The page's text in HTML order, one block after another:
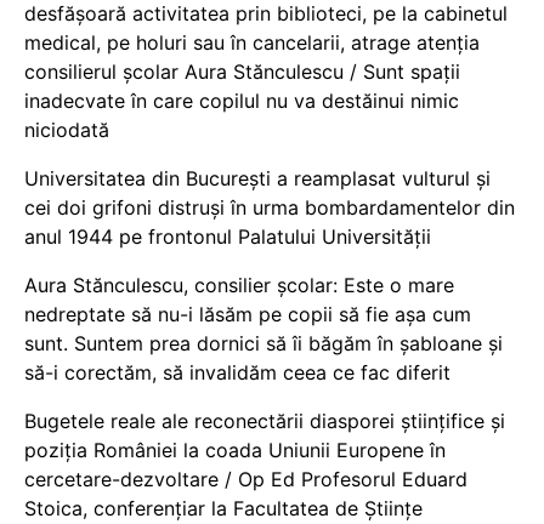
desfășoară activitatea prin biblioteci, pe la cabinetul
medical, pe holuri sau în cancelarii, atrage atenția
consilierul școlar Aura Stănculescu / Sunt spații
inadecvate în care copilul nu va destăinui nimic
niciodată
Universitatea din București a reamplasat vulturul și
cei doi grifoni distruși în urma bombardamentelor din
anul 1944 pe frontonul Palatului Universității
Aura Stănculescu, consilier școlar: Este o mare
nedreptate să nu-i lăsăm pe copii să fie așa cum
sunt. Suntem prea dornici să îi băgăm în șabloane și
să-i corectăm, să invalidăm ceea ce fac diferit
Bugetele reale ale reconectării diasporei științifice și
poziția României la coada Uniunii Europene în
cercetare-dezvoltare / Op Ed Profesorul Eduard
Stoica, conferențiar la Facultatea de Științe